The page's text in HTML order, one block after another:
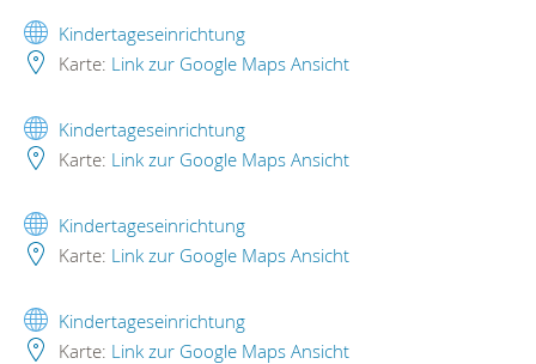
Kindertageseinrichtung
Karte: Link zur Google Maps Ansicht
Kindertageseinrichtung
Karte: Link zur Google Maps Ansicht
Kindertageseinrichtung
Karte: Link zur Google Maps Ansicht
Kindertageseinrichtung
Karte: Link zur Google Maps Ansicht